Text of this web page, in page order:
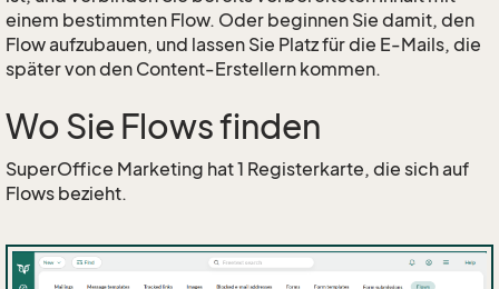
einem bestimmten Flow. Oder beginnen Sie damit, den
Flow aufzubauen, und lassen Sie Platz für die E-Mails, die
später von den Content-Erstellern kommen.
Wo Sie Flows finden
SuperOffice Marketing hat 1 Registerkarte, die sich auf
Flows bezieht.